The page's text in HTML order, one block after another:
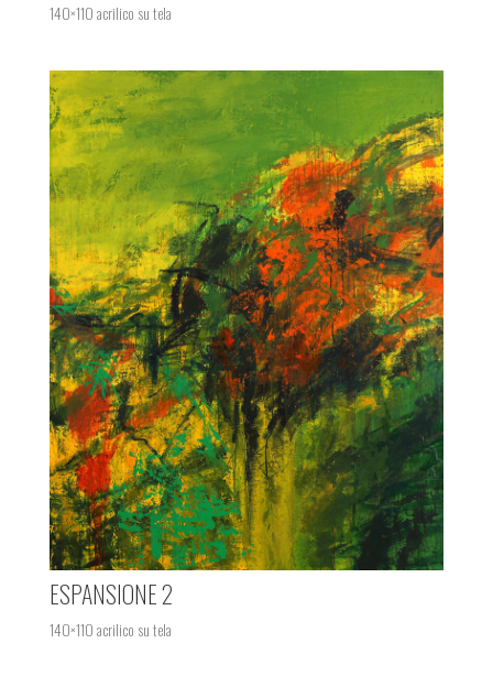
140×110 acrilico su tela
ESPANSIONE 2
140×110 acrilico su tela